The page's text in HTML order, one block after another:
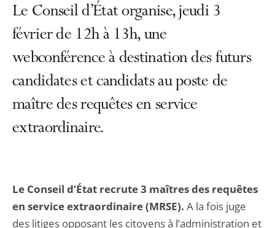
Le Conseil d’État organise, jeudi 3
février de 12h à 13h, une
webconférence à destination des futurs
candidates et candidats au poste de
maître des requêtes en service
extraordinaire.
Le Conseil d’État recrute 3 maîtres des requêtes
en service extraordinaire (MRSE). A la fois juge
des litiges opposant les citoyens à l’administration et